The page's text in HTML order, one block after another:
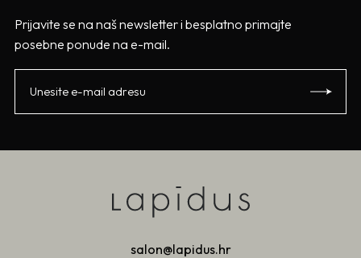
Prijavite se na naš newsletter i besplatno primajte
posebne ponude na e-mail.
salon@lapidus.hr